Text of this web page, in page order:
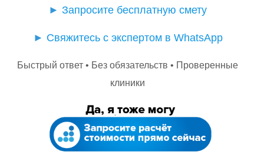
► Запросите бесплатную смету
► Свяжитесь с экспертом в WhatsApp
Быстрый ответ • Без обязательств • Проверенные
клиники